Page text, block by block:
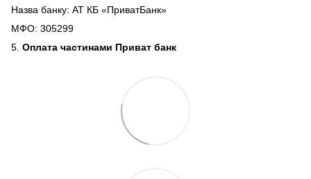
Назва банку: АТ КБ «ПриватБанк»
МФО: 305299
5. Оплата частинами Приват банк